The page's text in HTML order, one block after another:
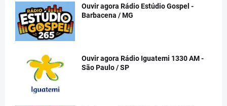
Ouvir agora Rádio Estúdio Gospel -
Barbacena / MG
Ouvir agora Rádio Iguatemi 1330 AM -
São Paulo / SP